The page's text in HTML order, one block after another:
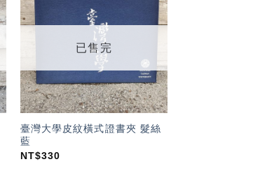
望輕
已售完
臺灣大學皮紋橫式證書夾 髮絲
藍
NT$330